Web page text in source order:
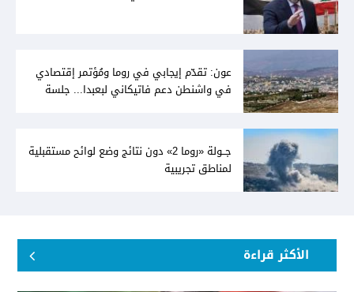
عون: تقدّم إيجابي في روما ومُؤتمر إقتصادي
في واشنطن دعم فاتيكاني لبعبدا... جلسة
جــولة «روما 2» دون نتائج وضع لوائح مستقبلية
لمناطق تجريبية
الأكثر قراءة